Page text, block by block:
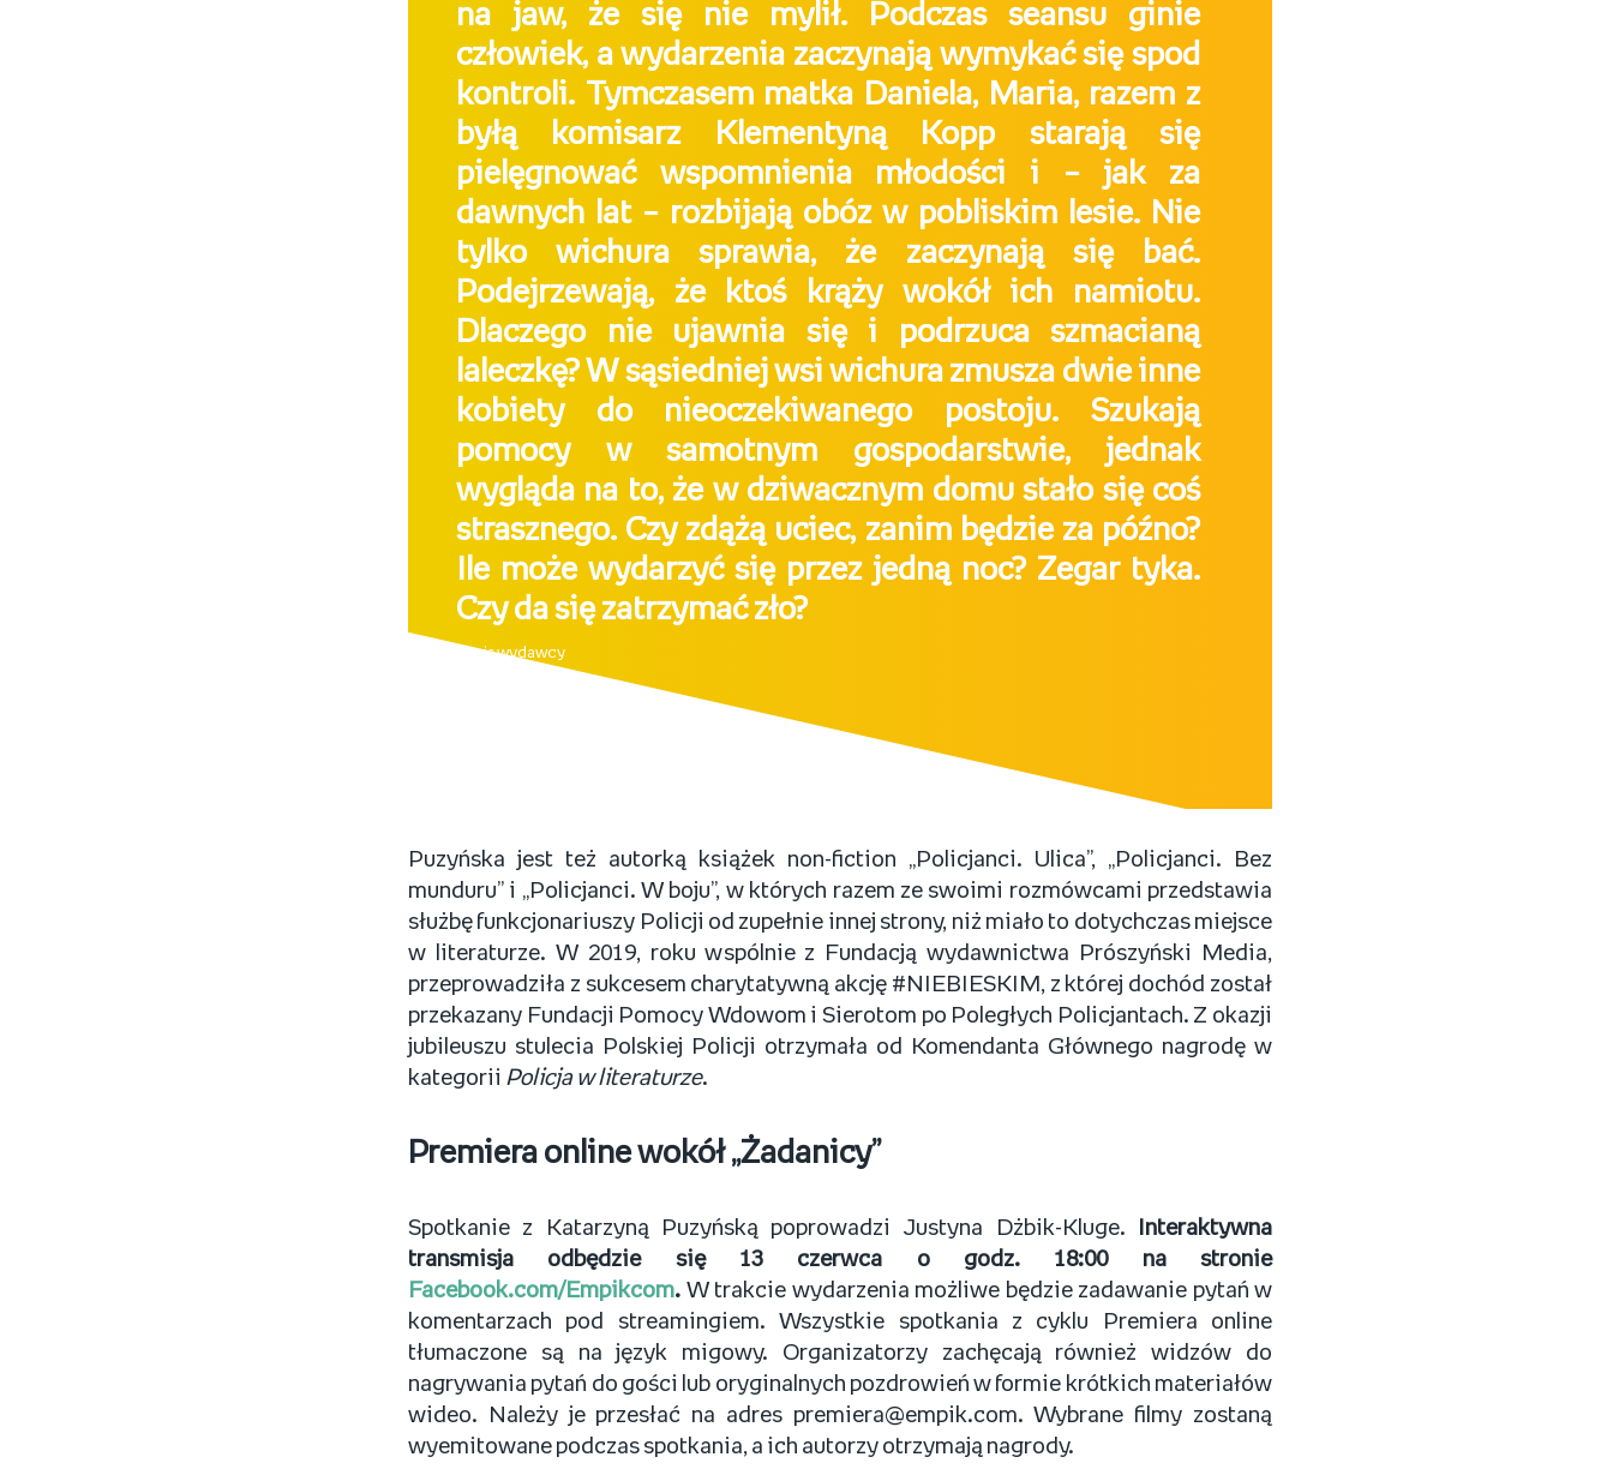
na jaw, że się nie mylił. Podczas seansu ginie
człowiek, a wydarzenia zaczynają wymykać się spod
kontroli. Tymczasem matka Daniela, Maria, razem z
byłą komisarz Klementyną Kopp starają się
pielęgnować wspomnienia młodości i – jak za
dawnych lat – rozbijają obóz w pobliskim lesie. Nie
tylko wichura sprawia, że zaczynają się bać.
Podejrzewają, że ktoś krąży wokół ich namiotu.
Dlaczego nie ujawnia się i podrzuca szmacianą
laleczkę? W sąsiedniej wsi wichura zmusza dwie inne
kobiety do nieoczekiwanego postoju. Szukają
pomocy w samotnym gospodarstwie, jednak
wygląda na to, że w dziwacznym domu stało się coś
strasznego. Czy zdążą uciec, zanim będzie za późno?
Ile może wydarzyć się przez jedną noc? Zegar tyka.
Czy da się zatrzymać zło?
– opis wydawcy
Puzyńska jest też autorką książek non-fiction „Policjanci. Ulica”, „Policjanci. Bez
munduru” i „Policjanci. W boju”, w których razem ze swoimi rozmówcami przedstawia
służbę funkcjonariuszy Policji od zupełnie innej strony, niż miało to dotychczas miejsce
w literaturze. W 2019, roku wspólnie z Fundacją wydawnictwa Prószyński Media,
przeprowadziła z sukcesem charytatywną akcję #NIEBIESKIM, z której dochód został
przekazany Fundacji Pomocy Wdowom i Sierotom po Poległych Policjantach. Z okazji
jubileuszu stulecia Polskiej Policji otrzymała od Komendanta Głównego nagrodę w
kategorii Policja w literaturze.
Premiera online wokół „Żadanicy”
Spotkanie z Katarzyną Puzyńską poprowadzi Justyna Dżbik-Kluge.
Interaktywna
transmisja odbędzie się 13 czerwca o godz. 18:00 na stronie
Facebook.com/Empikcom. W trakcie wydarzenia możliwe będzie zadawanie pytań w
komentarzach pod streamingiem. Wszystkie spotkania z cyklu Premiera online
tłumaczone są na język migowy. Organizatorzy zachęcają również widzów do
nagrywania pytań do gości lub oryginalnych pozdrowień w formie krótkich materiałów
wideo. Należy je przesłać na adres premiera@empik.com. Wybrane filmy zostaną
wyemitowane podczas spotkania, a ich autorzy otrzymają nagrody.